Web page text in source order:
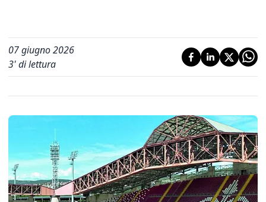
07 giugno 2026
3' di lettura